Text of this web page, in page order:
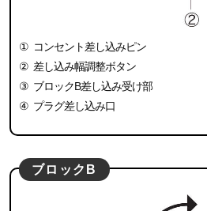
① コンセント差し込みピン
② 差し込み幅調整ボタン
③ ブロックB差し込み受け部
④ プラグ差し込み口
ブロックB